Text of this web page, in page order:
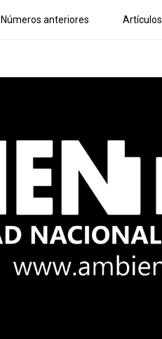
Números anteriores Artículos